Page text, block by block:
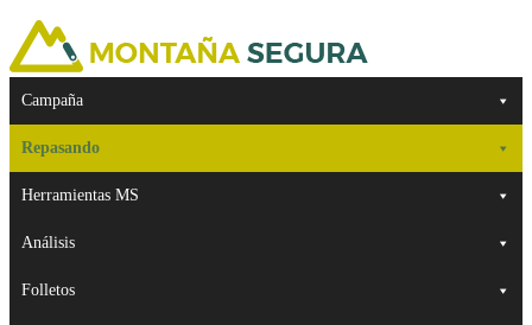
Campaña
Repasando
Herramientas MS
Análisis
Folletos